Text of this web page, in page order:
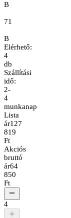
B
71
B
Elérhető:
4
db
Szállítási
idő:
2-
4
munkanap
Lista
ár127
819
Ft
Akciós
bruttó
ár64
850
Ft
4